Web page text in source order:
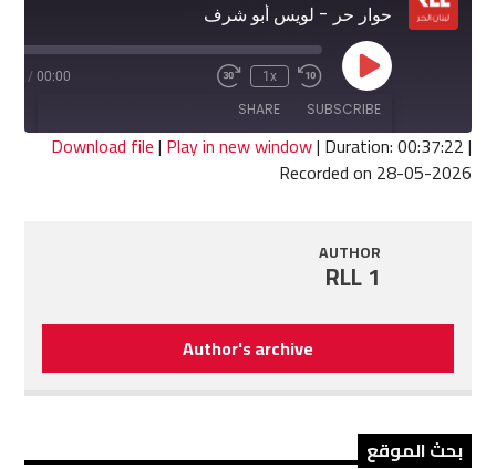
حوار حر - لويس أبو شرف
Play
Episode
Rewind
10
Seconds
1x
Fast
seconds
00:00
/
SUBSCRIBE
SHARE
SHARE
Download file| Play in new window| Duration: 00:37:22|
Recorded on 28-05-2026
AUTHOR
RLL 1
Author's archive
بحث الموقع